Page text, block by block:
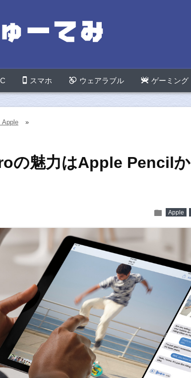
スマホ ウェアラブル ゲーミング
Apple »
の魅力はApple Pencilか
folder Apple